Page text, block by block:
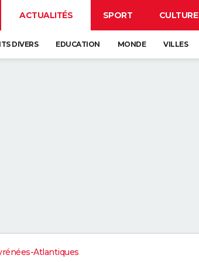
ACTUALITÉS SPORT CULTURE
DIVERS EDUCATION MONDE VILLES
Atlantiques